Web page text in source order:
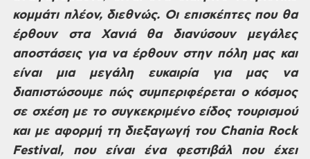
κομμάτι πλέον, διεθνώς. Οιεπισκέπτες που θα
έρθουν στα Χανιά θαδιανύσουν μεγάλες
αποστάσεις για ναέρθουν στην πόλη μας και
είναι μια μεγάληευκαιρία για μας να
διαπιστώσουμε πώςσυμπεριφέρεται ο κόσμος
σε σχέση με τοσυγκεκριμένο είδος τουρισμού
και μεαφορμή τη διεξαγωγή του ChaniaRock
Festival, πουείναι ένα φεστιβάλ που έχει